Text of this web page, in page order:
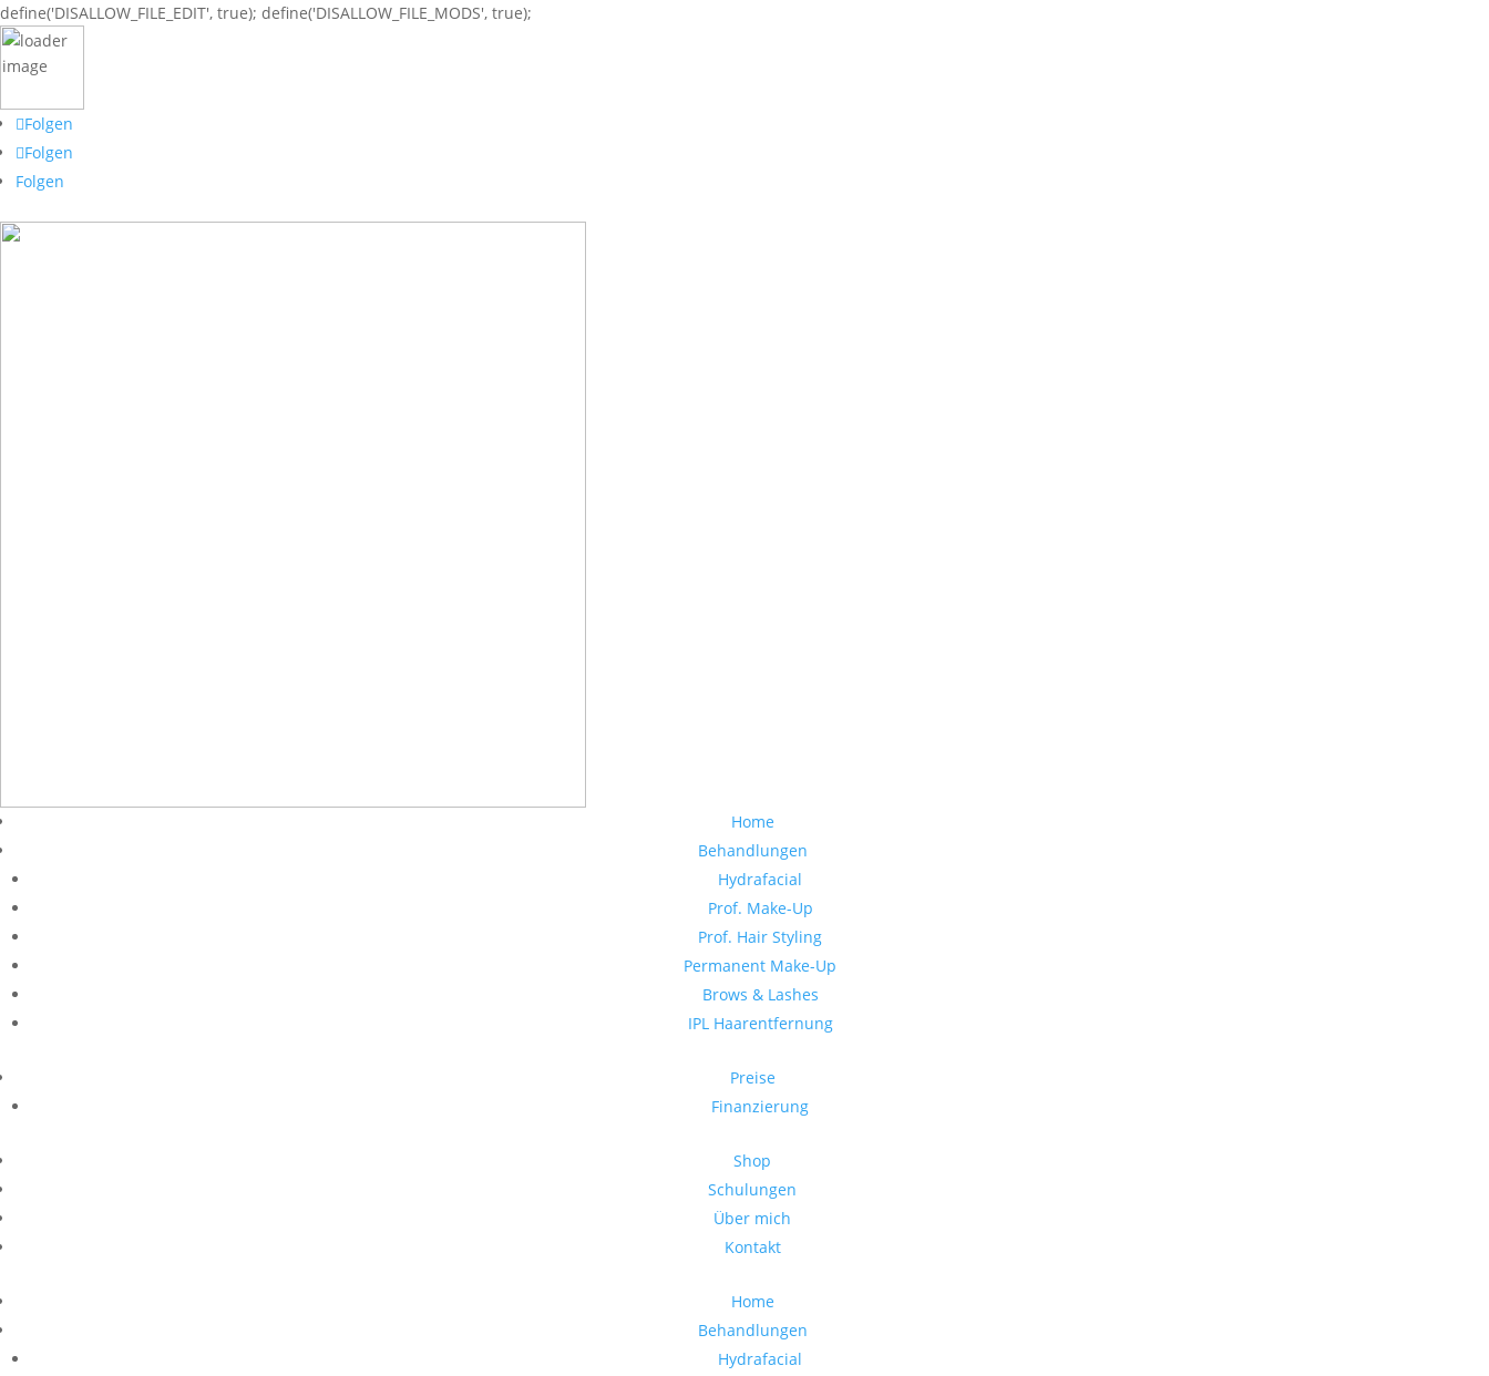
define('DISALLOW_FILE_EDIT', true); define('DISALLOW_FILE_MODS', true);
Folgen
Folgen
Folgen
Home
Behandlungen
Hydrafacial
Prof. Make-Up
Prof. Hair Styling
Permanent Make-Up
Brows & Lashes
IPL Haarentfernung
Preise
Finanzierung
Shop
Schulungen
Über mich
Kontakt
Home
Behandlungen
Hydrafacial